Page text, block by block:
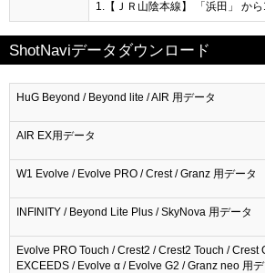
1.【ＪＲ山陰本線】 「浜田」 か
ShotNaviデータダウンロード
HuG Beyond / Beyond lite / AIR 用データ
AIR EX用データ
W1 Evolve / Evolve PRO / Crest / Granz 用データ
INFINITY / Beyond Lite Plus / SkyNova 用データ
Evolve PRO Touch / Crest2 / Crest2 Touch / Crest
EXCEEDS / Evolve α / Evolve G2 / Granz neo 用デ